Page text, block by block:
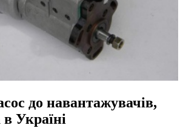
до навантажувачів,
Україні